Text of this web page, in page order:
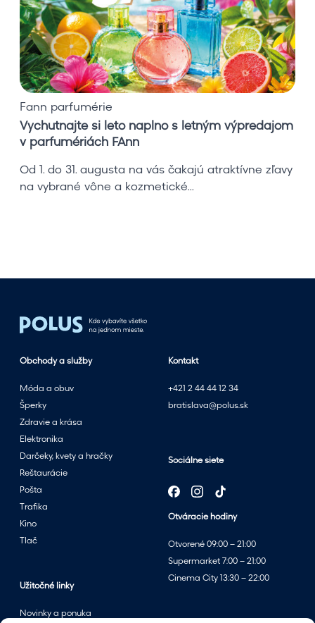
a
j
t
e
s
l
e
t
o
e
t
ý
m
v
ý
p
r
e
d
a
j
o
p
Fann parfumérie
Vychutnajte si leto naplno s letným výpredajom
v parfumériách FAnn
Od 1. do 31. augusta na vás čakajú atraktívne zľavy
na vybrané vône a kozmetické...
Kontakt
+421 2 44 44 12 34
bratislava@polus.sk
Sociálne siete
Otváracie hodiny
Otvorené 09:00 – 21:00
Supermarket 7:00 – 21:00
Cinema City 13:30 – 22:00
Obchody a služby
Móda a obuv
Šperky
Zdravie a krása
Elektronika
Darčeky, kvety a hračky
Reštaurácie
Pošta
Trafika
Kino
Tlač
Užitočné linky
Novinky a ponuka